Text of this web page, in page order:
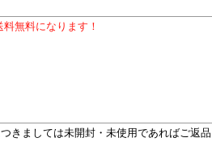
無料になります！
きましては未開封・未使用であればご返品